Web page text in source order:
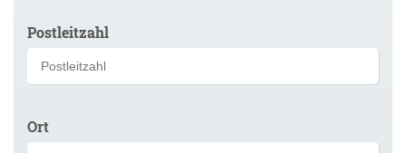
Postleitzahl
Ort